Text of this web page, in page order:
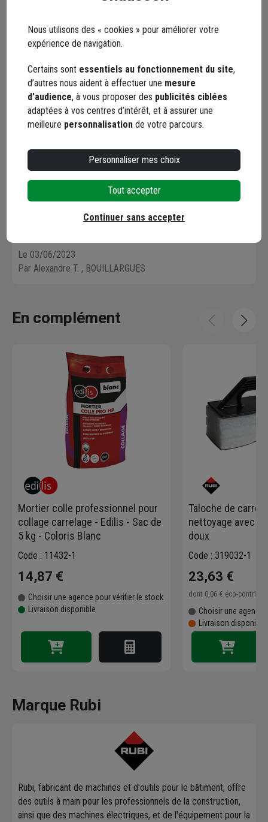
Avis clientsSeuls les clients ayant commandé ce produit
peuvent laisser un commentaire
1 avis
Le 03/06/2023
Par Alexandre T. , BOUILLARGUES
En complément
Mortier colle professionnel pour
collage carrelage - Edilis - Sac de
5 kg - Coloris Blanc
Code : 11432-1
14,87 €
Choisir une agence pour vérifier le stock
Livraison disponible
Taloche de
nettoyage avec 3
doux
Code : 319032-1
23,63 €
dont 0,06 € éco-
Choisir une agence
Livraison
Marque Rubi
Rubi, fabricant de machines et d'outils pour le bâtiment, offre
des outils à main pour les professionnels de la construction,
ainsi que des machines électriques, et de l'équipement pour la
Nous utilisons des « cookies » pour améliorer votre
expérience de navigation.
Certains sont essentiels au fonctionnement du site,
d’autres nous aident à effectuer une mesure
d’audience, à vous proposer des publicités ciblées
adaptées à vos centres d’intérêt, et à assurer une
meilleure personnalisation de votre parcours.
Personnaliser mes choix
Tout accepter
Continuer sans accepter